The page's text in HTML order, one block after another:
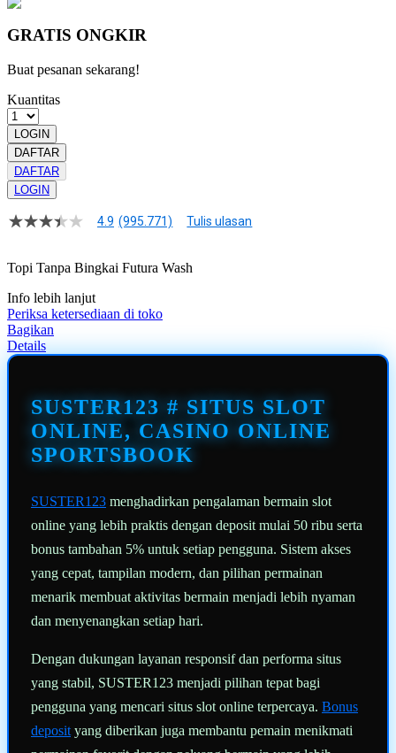
GRATIS ONGKIR
Buat pesanan sekarang!
Kuantitas
LOGIN
DAFTAR
DAFTAR
LOGIN
4.9
bintang,
rating
rata-
rata.
Read
13
Reviews.
halaman
yang
sama.
4.9 (995.771) Tulis ulasan
Topi Tanpa Bingkai Futura Wash
Info lebih lanjut
Periksa ketersediaan di toko
Bagikan
Details
SUSTER123 # SITUS SLOT
ONLINE, CASINO ONLINE
SPORTSBOOK
SUSTER123 menghadirkan pengalaman bermain slot
online yang lebih praktis dengan deposit mulai 50 ribu serta
bonus tambahan 5% untuk setiap pengguna. Sistem akses
yang cepat, tampilan modern, dan pilihan permainan
menarik membuat aktivitas bermain menjadi lebih nyaman
dan menyenangkan setiap hari.
Dengan dukungan layanan responsif dan performa situs
yang stabil, SUSTER123 menjadi pilihan tepat bagi
pengguna yang mencari situs slot online terpercaya. Bonus
deposit yang diberikan juga membantu pemain menikmati